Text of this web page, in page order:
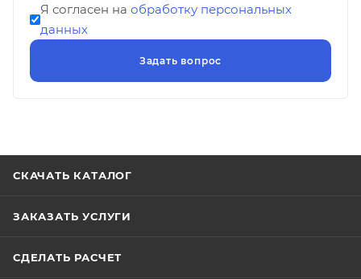
Я согласен на обработку персональных
данных
СКАЧАТЬ КАТАЛОГ
ЗАКАЗАТЬ УСЛУГИ
СДЕЛАТЬ РАСЧЕТ